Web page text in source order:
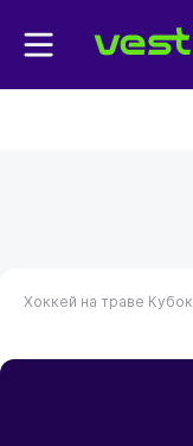
Хоккей на траве